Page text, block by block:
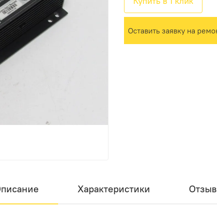
Оставить заявку на
Характеристики